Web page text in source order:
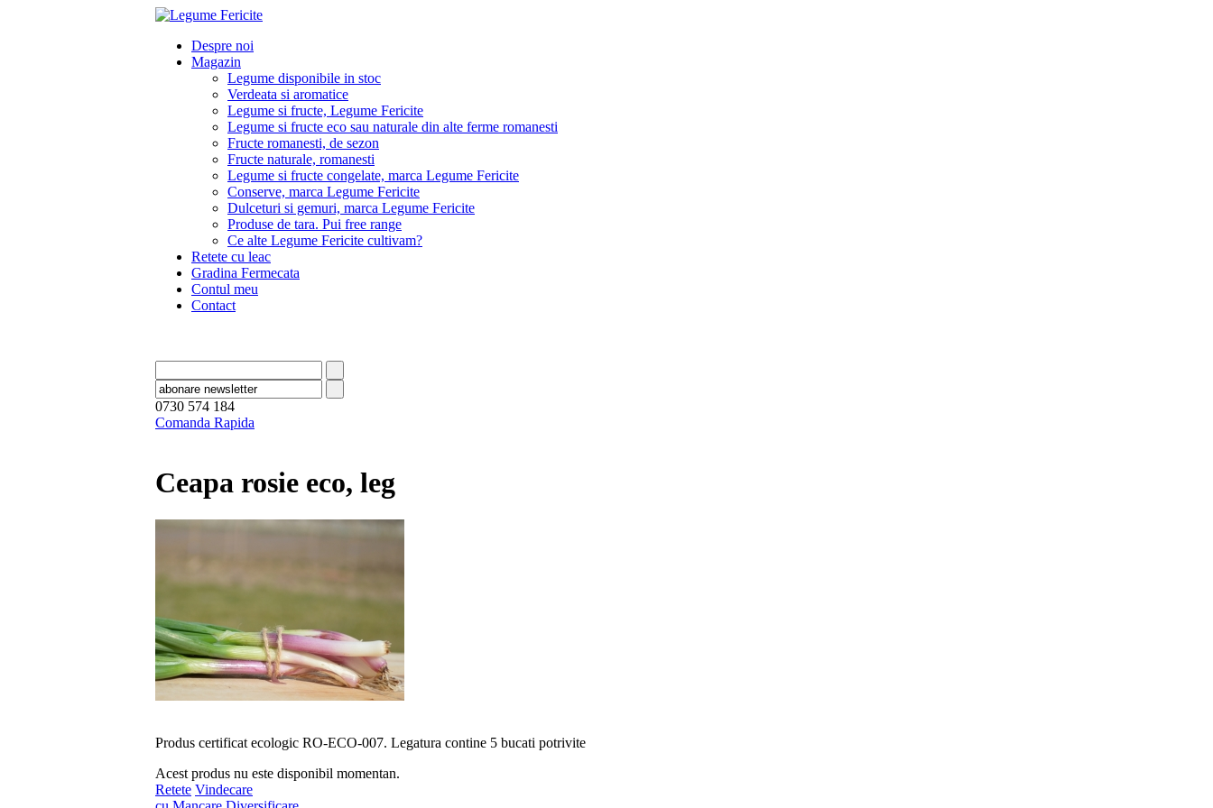
Despre noi
Magazin
Legume disponibile in stoc
Verdeata si aromatice
Legume si fructe, Legume Fericite
Legume si fructe eco sau naturale din alte ferme romanesti
Fructe romanesti, de sezon
Fructe naturale, romanesti
Legume si fructe congelate, marca Legume Fericite
Conserve, marca Legume Fericite
Dulceturi si gemuri, marca Legume Fericite
Produse de tara. Pui free range
Ce alte Legume Fericite cultivam?
Retete cu leac
Gradina Fermecata
Contul meu
Contact
0730 574 184
Comanda Rapida
Ceapa rosie eco, leg
Produs certificat ecologic RO-ECO-007. Legatura contine 5 bucati potrivite
Acest produs nu este disponibil momentan.
Retete Vindecare